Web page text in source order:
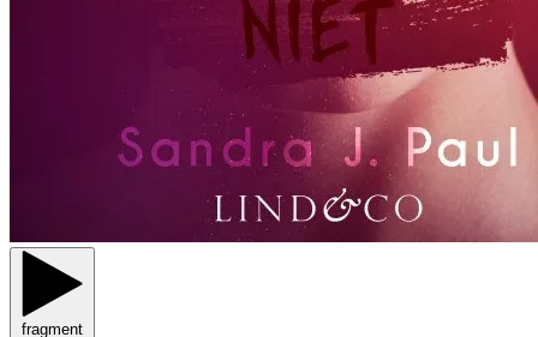
fragment